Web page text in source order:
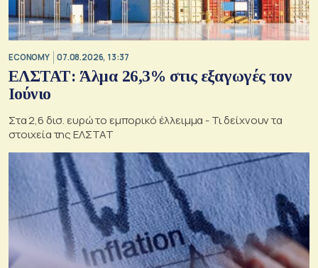
ECONOMY 07.08.2026, 13:37
ΕΛΣΤΑΤ: Άλμα 26,3% στις εξαγωγές τον
Ιούνιο
Στα 2,6 δισ. ευρώ το εμπορικό έλλειμμα - Τι δείχνουν τα
στοιχεία της ΕΛΣΤΑΤ